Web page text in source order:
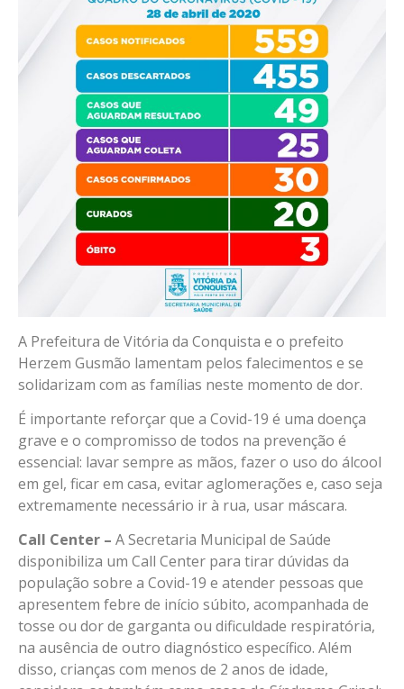
A Prefeitura de Vitória da Conquista e o prefeito
Herzem Gusmão lamentam pelos falecimentos e se
solidarizam com as famílias neste momento de dor.
É importante reforçar que a Covid-19 é uma doença
grave e o compromisso de todos na prevenção é
essencial: lavar sempre as mãos, fazer o uso do álcool
em gel, ficar em casa, evitar aglomerações e, caso seja
extremamente necessário ir à rua, usar máscara.
Call Center – A Secretaria Municipal de Saúde
disponibiliza um Call Center para tirar dúvidas da
população sobre a Covid-19 e atender pessoas que
apresentem febre de início súbito, acompanhada de
tosse ou dor de garganta ou dificuldade respiratória,
na ausência de outro diagnóstico específico. Além
disso, crianças com menos de 2 anos de idade,